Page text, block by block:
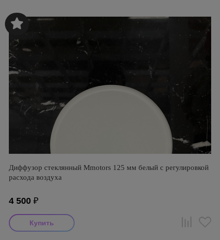
Диффузор стеклянный Mmotors 125 мм белый с регулировкой
расхода воздуха
4 500 ₽